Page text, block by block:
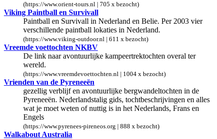
(https://www.orient-tours.nl | 705 x bezocht)
Viking Paintball en Survivall
Paintball en Survivall in Nederland en Belie. Per 2003 vier
verschillende paintball lokaties in Nederland.
(https://www.viking-outdoor.nl | 611 x bezocht)
Vreemde voettochten NKBV
De link naar avontuurlijke kampeertrektochten overal ter
wereld.
(https://www.vreemdevoettochten.nl | 1004 x bezocht)
Vrienden van de Pyreneeën
gezellig verblijf en avontuurlijke bergwandeltochten in de
Pyreneeën. Nederlandstalig gids, tochtbeschrijvingen en alles
wat je moet weten of nuttig is in het Nederlands, Frans en
Engels
(https://www.pyrenees-pireneos.org | 888 x bezocht)
Walkabout Australia